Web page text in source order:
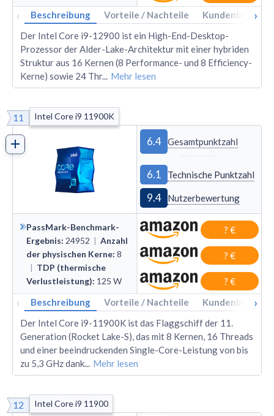
‹ Beschreibung Vorteile / Nachteile ›
Der Intel Core i9-12900 ist ein High-End-Desktop-
Prozessor der Alder-Lake-Architektur mit einer hybriden
Struktur aus 16 Kernen (8 Performance- und 8 Efficiency-
Kerne) sowie 24 Thr... Mehr lesen
11 Intel Core i9 11900K
6.4 Gesamtpunktzahl
6.1 Technische Punktzahl
9.4 Nutzerbewertung
PassMark-Benchmark-
Ergebnis: 24952 | Anzahl
der physischen Kerne: 8
| TDP (thermische
Verlustleistung): 125 W
? €
? €
? €
‹ Beschreibung Vorteile / Nachteile ›
Der Intel Core i9-11900K ist das Flaggschiff der 11.
Generation (Rocket Lake-S), das mit 8 Kernen, 16 Threads
und einer beeindruckenden Single-Core-Leistung von bis
zu 5,3 GHz dank... Mehr lesen
12 Intel Core i9 11900